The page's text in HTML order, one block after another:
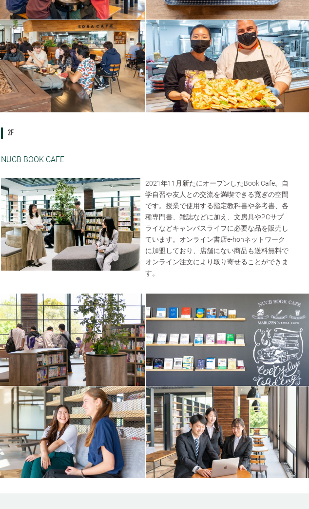
2F
NUCB BOOK CAFE
2021年11月新たにオープンしたBook Cafe。自
学自習や友人との交流を満喫できる寛ぎの空間
です。授業で使用する指定教科書や参考書、各
種専門書、雑誌などに加え、文房具やPCサプ
ライなどキャンパスライフに必要な品を販売し
ています。オンライン書店e-honネットワーク
に加盟しており、店舗にない商品も送料無料で
オンライン注文により取り寄せることができま
す。